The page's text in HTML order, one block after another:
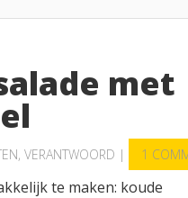
met
, VERANTWOORD | 1
te maken: koude